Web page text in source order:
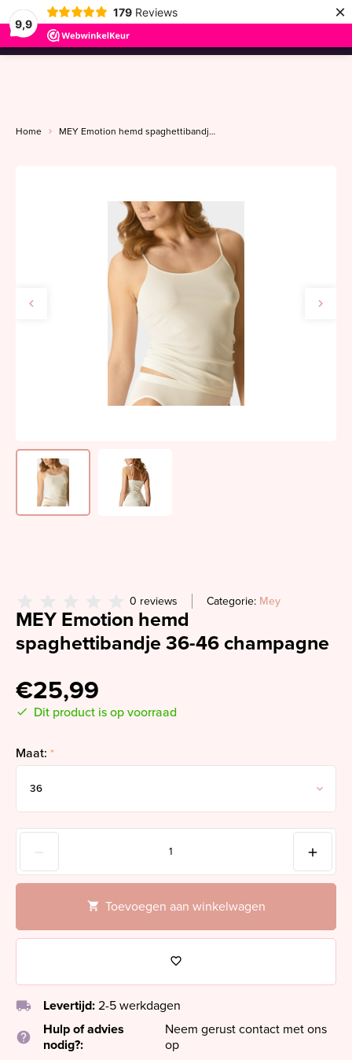
9,9
179 Reviews ×
menu
Home MEY Emotion hemd spaghettibandje 36-46 champagne
0 reviews Categorie: Mey
MEY Emotion hemd
spaghettibandje 36-46 champagne
€25,99
Dit product is op voorraad
Maat: *
Toevoegen aan winkelwagen
local_shipping Levertijd: 2-5 werkdagen
help
Hulp of advies
nodig?:
Neem gerust contact met ons
op